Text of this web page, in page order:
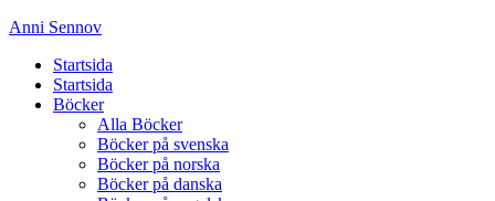
Anni Sennov
Startsida
Startsida
Böcker
Alla Böcker
Böcker på svenska
Böcker på norska
Böcker på danska